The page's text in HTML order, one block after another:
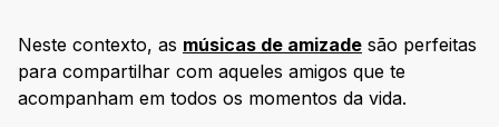
Neste contexto, as músicas de amizade são perfeitas
para compartilhar com aqueles amigos que te
acompanham em todos os momentos da vida.